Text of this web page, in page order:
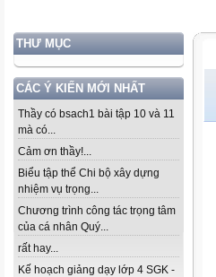
THƯ MỤC
CÁC Ý KIẾN MỚI NHẤT
Thầy có bsach1 bài tập 10 và 11
mà có...
Cảm ơn thầy!...
Biểu tập thể Chi bộ xây dựng
nhiệm vụ trọng...
Chương trình công tác trọng tâm
của cá nhân Quý...
rất hay...
Kế hoạch giảng dạy lớp 4 SGK -